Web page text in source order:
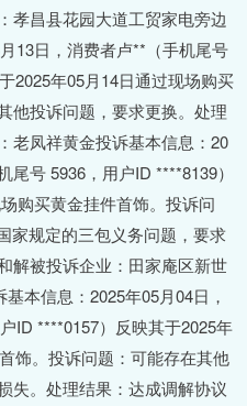
孝昌县花园大道工贸家电旁边
13日，消费者卢**（手机尾号
2025年05月14日通过现场购买
他投诉问题，要求更换。处理
老凤祥黄金投诉基本信息：20
号 5936，用户ID ****8139）
购买黄金挂件首饰。投诉问
家规定的三包义务问题，要求
解被投诉企业：田家庵区新世
本信息：2025年05月04日，
ID ****0157）反映其于2025年
饰。投诉问题：可能存在其他
失。处理结果：达成调解协议